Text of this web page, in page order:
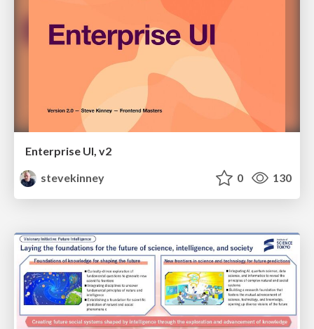
Enterprise UI, v2
stevekinney
0 130